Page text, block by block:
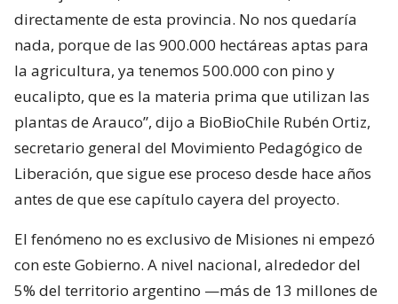
directamente de esta provincia. No nos quedaría
nada, porque de las 900.000 hectáreas aptas para
la agricultura, ya tenemos 500.000 con pino y
eucalipto, que es la materia prima que utilizan las
plantas de Arauco”, dijo a BioBioChile Rubén Ortiz,
secretario general del Movimiento Pedagógico de
Liberación, que sigue ese proceso desde hace años
antes de que ese capítulo cayera del proyecto.
El fenómeno no es exclusivo de Misiones ni empezó
con este Gobierno. A nivel nacional, alrededor del
5% del territorio argentino —más de 13 millones de